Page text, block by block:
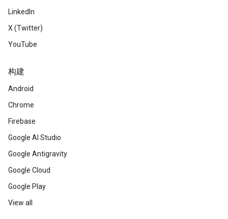
LinkedIn
X (Twitter)
YouTube
构建
Android
Chrome
Firebase
Google AI Studio
Google Antigravity
Google Cloud
Google Play
View all